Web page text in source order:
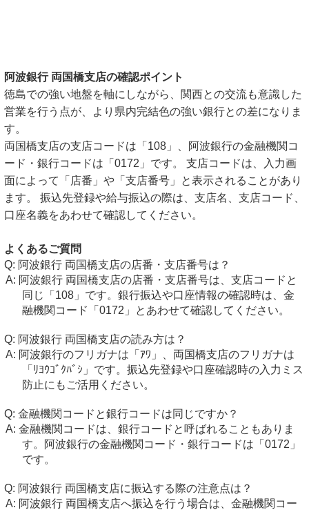
阿波銀行 両国橋支店の確認ポイント
徳島での強い地盤を軸にしながら、関西との交流も意識した
営業を行う点が、より県内完結色の強い銀行との差になりま
す。
両国橋支店の支店コードは「108」、阿波銀行の金融機関コ
ード・銀行コードは「0172」です。 支店コードは、入力画
面によって「店番」や「支店番号」と表示されることがあり
ます。 振込先登録や給与振込の際は、支店名、支店コード、
口座名義をあわせて確認してください。
よくあるご質問
阿波銀行 両国橋支店の店番・支店番号は？
阿波銀行 両国橋支店の店番・支店番号は、支店コードと
同じ「108」です。銀行振込や口座情報の確認時は、金
融機関コード「0172」とあわせて確認してください。
阿波銀行 両国橋支店の読み方は？
阿波銀行のフリガナは「ｱﾜ」、両国橋支店のフリガナは
「ﾘﾖｳｺﾞｸﾊﾞｼ」です。振込先登録や口座確認時の入力ミス
防止にもご活用ください。
金融機関コードと銀行コードは同じですか？
金融機関コードは、銀行コードと呼ばれることもありま
す。阿波銀行の金融機関コード・銀行コードは「0172」
です。
阿波銀行 両国橋支店に振込する際の注意点は？
阿波銀行 両国橋支店へ振込を行う場合は、金融機関コー